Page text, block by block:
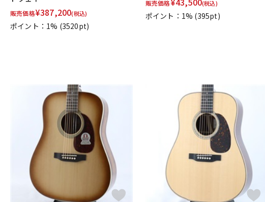
販売価格¥387,200(税込)
ポイント：1% (3520pt)
販売価格 (税込)
ポイント：1% (395pt)